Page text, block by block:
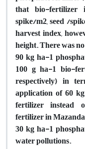
that bio-fertilizer
spike/m2, seed /
harvest index,
height. There was
90 kg ha-1
100 g ha-1 bio-
respectively) in
application of 60
fertilizer instead
fertilizer in
30 kg ha-1
water pollutions.